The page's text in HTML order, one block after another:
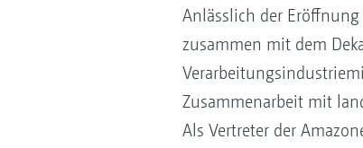
Anlässlich der
zusammen mit dem
Zusammenarbeit mit
Als Vertreter der